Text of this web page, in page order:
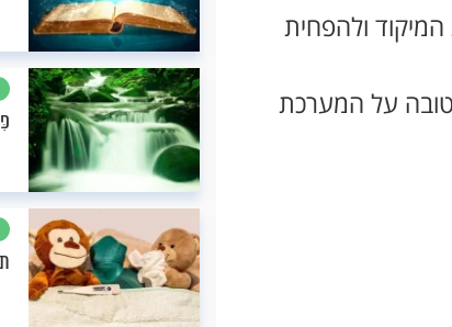
ולהפחית
על המערכת